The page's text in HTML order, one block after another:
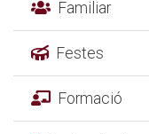
Familiar
Festes
Formació